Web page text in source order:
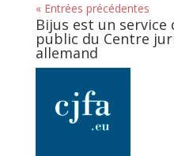
« Entrées précédentes
Bijus est un
public du Centre
allemand